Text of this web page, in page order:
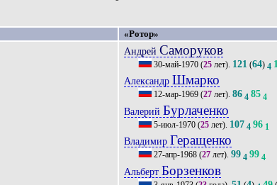
«Ротор»
АндрейСаморуков
30-май-1970 (25 лет). 121 (64) 4
АлександрШмарко
12-мар-1969 (27 лет).86 4 85 4
Валерий Бурлаченко
5-июл-1970 (25 лет). 107 4 96 1
Владимир Геращенко
27-апр-1968 (27 лет).99 4 99 4
Альберт Борзенков